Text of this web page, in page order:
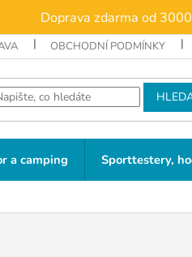
Doprava zdarma od
OBCHODNÍ PODMÍNKY
a camping Sporttestery,